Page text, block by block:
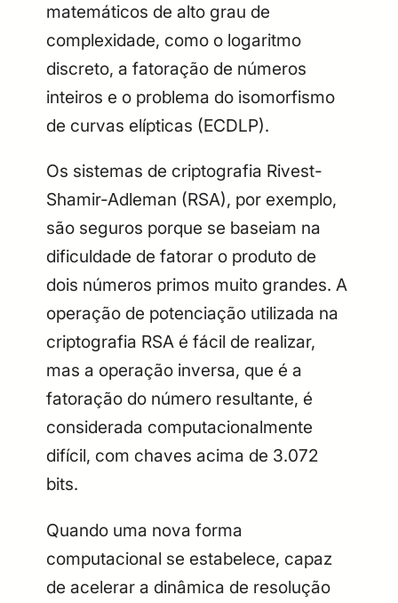
matemáticos de alto grau de
complexidade, como o logaritmo
discreto, a fatoração de números
inteiros e o problema do isomorfismo
de curvas elípticas (ECDLP).
Os sistemas de criptografia Rivest-
Shamir-Adleman (RSA), por exemplo,
são seguros porque se baseiam na
dificuldade de fatorar o produto de
dois números primos muito grandes. A
operação de potenciação utilizada na
criptografia RSA é fácil de realizar,
mas a operação inversa, que é a
fatoração do número resultante, é
considerada computacionalmente
difícil, com chaves acima de 3.072
bits.
Quando uma nova forma
computacional se estabelece, capaz
de acelerar a dinâmica de resolução